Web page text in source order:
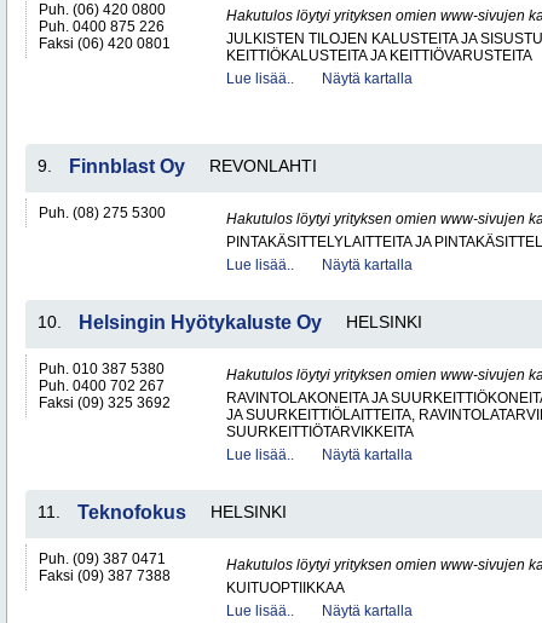
Puh. (06) 420 0800
Puh. 0400 875 226
Faksi (06) 420 0801
Hakutulos löytyi yrityksen omien www-sivujen
JULKISTEN TILOJEN KALUSTEITA JA
KEITTIÖKALUSTEITA JA KEITTIÖVARUSTEITA
Lue lisää..
Näytä kartalla
9. Finnblast Oy REVONLAHTI
Puh. (08) 275 5300
Hakutulos löytyi yrityksen omien www-sivujen
PINTAKÄSITTELYLAITTEITA JA
Lue lisää..
Näytä kartalla
10. Helsingin Hyötykaluste Oy HELSINKI
Puh. 010 387 5380
Puh. 0400 702 267
Faksi (09) 325 3692
Hakutulos löytyi yrityksen omien www-sivujen
RAVINTOLAKONEITA JA
JA SUURKEITTIÖLAITTEITA,
SUURKEITTIÖTARVIKKEITA
Lue lisää..
Näytä kartalla
11. Teknofokus HELSINKI
Puh. (09) 387 0471
Faksi (09) 387 7388
Hakutulos löytyi yrityksen omien www-sivujen
KUITUOPTIIKKAA
Lue lisää..
Näytä kartalla